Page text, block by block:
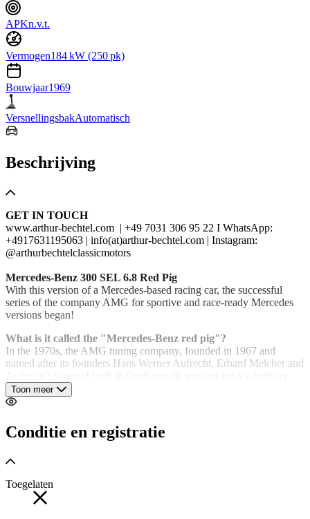
APKn.v.t.
Vermogen184 kW (250 pk)
Bouwjaar1969
VersnellingsbakAutomatisch
Beschrijving
GET IN TOUCH
www.arthur-bechtel.com | +49 7031 306 95 22 I WhatsApp:
+4917631195063 | info(at)arthur-bechtel.com | Instagram:
@arthurbechtelclassicmotors
Mercedes-Benz 300 SEL 6.8 Red Pig
With this version of a Mercedes-based racing car, the successful
series of the company AMG for sportive and race-ready Mercedes
versions began!
What is it called the "Mercedes-Benz red pig"?
In the 1970s, the AMG tuning company, founded in 1967 and
named after its founders Hans Werner Aufrecht, Erhard Melcher and
Aufrecht‘s place of birth in Großaspach, was not yet a subsidiary
and luxury forge of Daimler AG. In 1970 (at that time still in
Großaspach) the decision was made to build a victorious racing
Benz 300 SEL 6.3, which would later go down in history as the
„Red Sow“. . In addition to various chassis improvements and
displacement increased to 6.8 liters and the power was 428 hp.
transmission was used.
Toon meer
Conditie en registratie
Toegelaten